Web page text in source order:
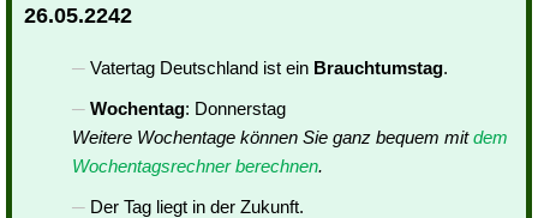
26.05.2242
Vatertag Deutschland ist ein Brauchtumstag.
Wochentag: Donnerstag
Weitere Wochentage können Sie ganz bequem mitdem
Wochentagsrechner berechnen.
Der Tag liegt in der Zukunft.